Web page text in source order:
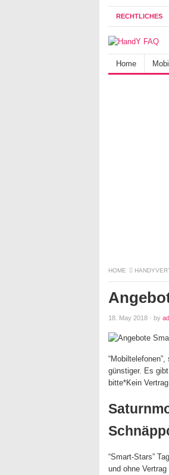
RECHTLICHES
Home
HOME
18. May 2018 · by
günstiger. Es
bitte*Kein
“Smart-Stars”
und ohne